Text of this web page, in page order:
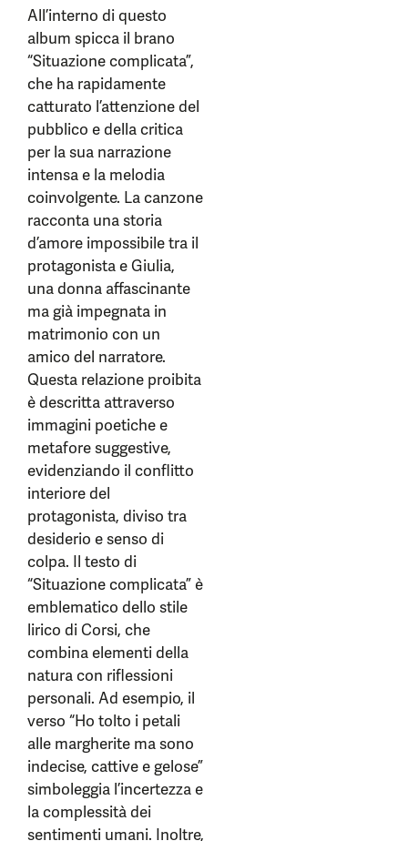
All’interno di questo
album spicca il brano
“Situazione complicata”,
che ha rapidamente
catturato l’attenzione del
pubblico e della critica
per la sua narrazione
intensa e la melodia
coinvolgente. La canzone
racconta una storia
d’amore impossibile tra il
protagonista e Giulia,
una donna affascinante
ma già impegnata in
matrimonio con un
amico del narratore.
Questa relazione proibita
è descritta attraverso
immagini poetiche e
metafore suggestive,
evidenziando il conflitto
interiore del
protagonista, diviso tra
desiderio e senso di
colpa. Il testo di
“Situazione complicata” è
emblematico dello stile
lirico di Corsi, che
combina elementi della
natura con riflessioni
personali. Ad esempio, il
verso “Ho tolto i petali
alle margherite ma sono
indecise, cattive e gelose”
simboleggia l’incertezza e
la complessità dei
sentimenti umani. Inoltre,